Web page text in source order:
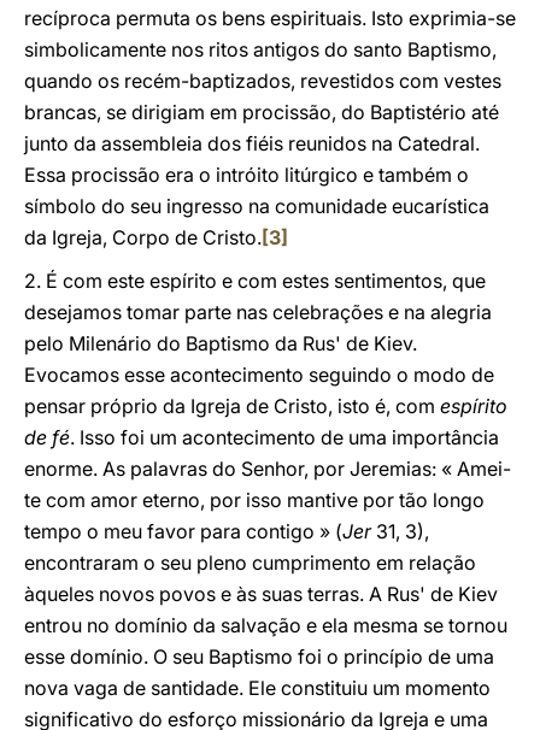
recíproca permuta os bens espirituais. Isto exprimia-se
simbolicamente nos ritos antigos do santo Baptismo,
quando os recém-baptizados, revestidos com vestes
brancas, se dirigiam em procissão, do Baptistério até
junto da assembleia dos fiéis reunidos na Catedral.
Essa procissão era o intróito litúrgico e também o
símbolo do seu ingresso na comunidade eucarística
da Igreja, Corpo de Cristo.[3]
2. É com este espírito e com estes sentimentos, que
desejamos tomar parte nas celebrações e na alegria
pelo Milenário do Baptismo da Rus' de Kiev.
Evocamos esse acontecimento seguindo o modo de
pensar próprio da Igreja de Cristo, isto é, com espírito
de fé. Isso foi um acontecimento de uma importância
enorme. As palavras do Senhor, por Jeremias: « Amei-
te com amor eterno, por isso mantive por tão longo
tempo o meu favor para contigo » (Jer31, 3),
encontraram o seu pleno cumprimento em relação
àqueles novos povos e às suas terras. A Rus' de Kiev
entrou no domínio da salvação e ela mesma se tornou
esse domínio. O seu Baptismo foi o princípio de uma
nova vaga de santidade. Ele constituiu um momento
significativo do esforço missionário da Igreja e uma